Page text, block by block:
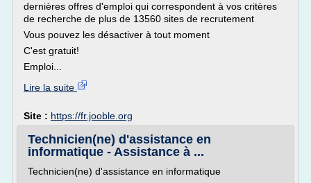
dernières offres d'emploi qui correspondent à vos critères
de recherche de plus de 13560 sites de recrutement
Vous pouvez les désactiver à tout moment
C'est gratuit!
Emploi...
Lire la suite
Site : https://fr.jooble.org
Technicien(ne) d'assistance en
informatique - Assistance à ...
Technicien(ne) d'assistance en informatique